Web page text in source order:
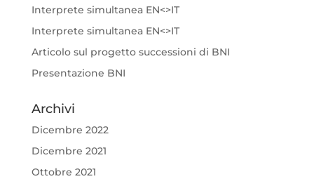
Interprete simultanea EN<>IT
Interprete simultanea EN<>IT
Articolo sul progetto successioni di BNI
Presentazione BNI
Archivi
Dicembre 2022
Dicembre 2021
Ottobre 2021